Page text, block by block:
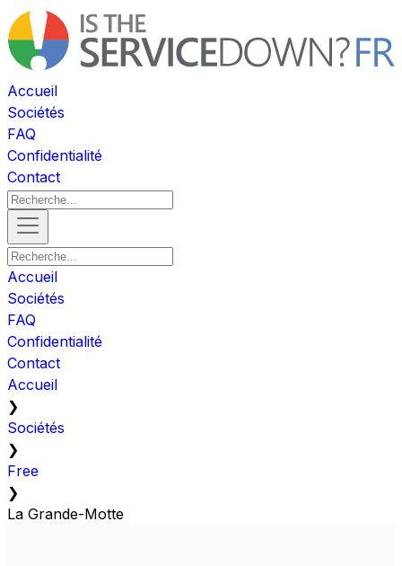
Accueil
Sociétés
FAQ
Confidentialité
Contact
Accueil
Sociétés
FAQ
Confidentialité
Contact
Accueil
❯
Sociétés
❯
Free
❯
La Grande-Motte